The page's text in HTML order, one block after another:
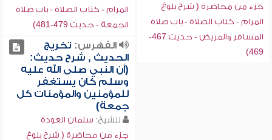
جزء من محاضرة ( شرح بلوغ
المرام - كتاب الصلاة - باب صلاة
المسافر والمريض - حديث 467-
469)
المرام - كتاب الصلاة - باب صلاة
الجمعة - حديث 479-481)
الفهرس: تخريج
الحديث , شرح حديث:
(أن النبي صلى الله عليه
وسلم كان يستغفر
للمؤمنين والمؤمنات كل
جمعة)
للشيخ: سلمان العودة
جزء من محاضرة ( شرح بلوغ